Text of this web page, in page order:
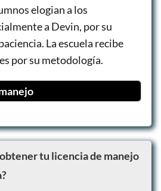
elogian a los
a Devin, por su
La escuela recibe
por su metodología.
Only
Lessons Only
obtener tu licencia de manejo